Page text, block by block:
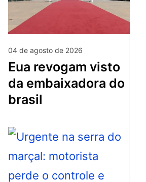
04 de agosto de 2026
eua revogam visto
da embaixadora do
brasil